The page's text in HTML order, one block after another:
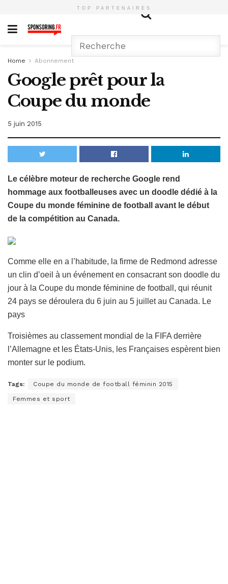
TOP PARTENAIRES
Home Abonnement
Google prêt pour la
Coupe du monde
5 juin 2015
Le célèbre moteur de recherche Google rend
hommage aux footballeuses avec un doodle dédié à la
Coupe du monde féminine de football avant le début
de la compétition au Canada.
Comme elle en a l’habitude, la firme de Redmond adresse
un clin d’oeil à un événement en consacrant son doodle du
jour à la Coupe du monde féminine de football, qui réunit
24 pays se déroulera du 6 juin au 5 juillet au Canada. Le
pays
Troisièmes au classement mondial de la FIFA derrière
l’Allemagne et les États-Unis, les Françaises espèrent bien
monter sur le podium.
Tags: Coupe du monde de football féminin 2015
Femmes et sport